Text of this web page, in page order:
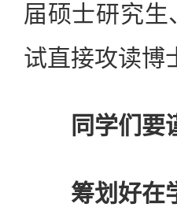
届硕士研究
试直接攻读博
同学们要
筹划好在